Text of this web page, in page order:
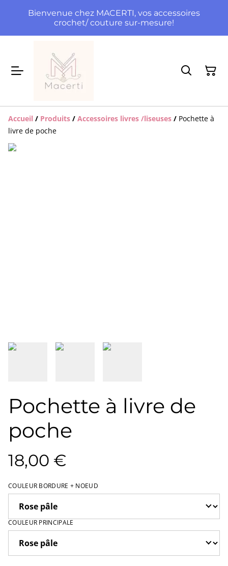
Bienvenue chez MACERTI, vos accessoires
crochet/ couture sur-mesure!
Accueil / Produits / Accessoires livres /liseuses / Pochette à
livre de poche
Pochette à livre de
poche
18,00 €
COULEUR BORDURE + NOEUD
COULEUR PRINCIPALE